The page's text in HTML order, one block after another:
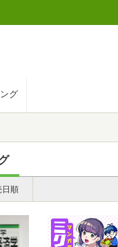
グ
日順